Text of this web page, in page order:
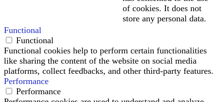
of cookies. It does not
store any personal data.
Functional
Functional
Functional cookies help to perform certain functionalities
like sharing the content of the website on social media
platforms, collect feedbacks, and other third-party features.
Performance
Performance